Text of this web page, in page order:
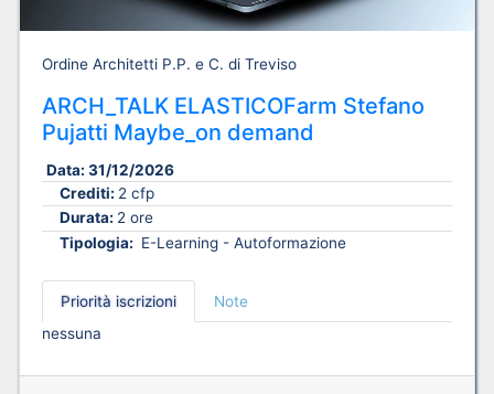
Ordine Architetti P.P. e C. di Treviso
ARCH_TALK ELASTICOFarm Stefano
Pujatti Maybe_on demand
Data: 31/12/2026
Crediti: 2 cfp
Durata: 2 ore
Tipologia: E-Learning - Autoformazione
Priorità iscrizioni
Note
nessuna